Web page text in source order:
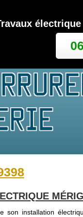
son installation